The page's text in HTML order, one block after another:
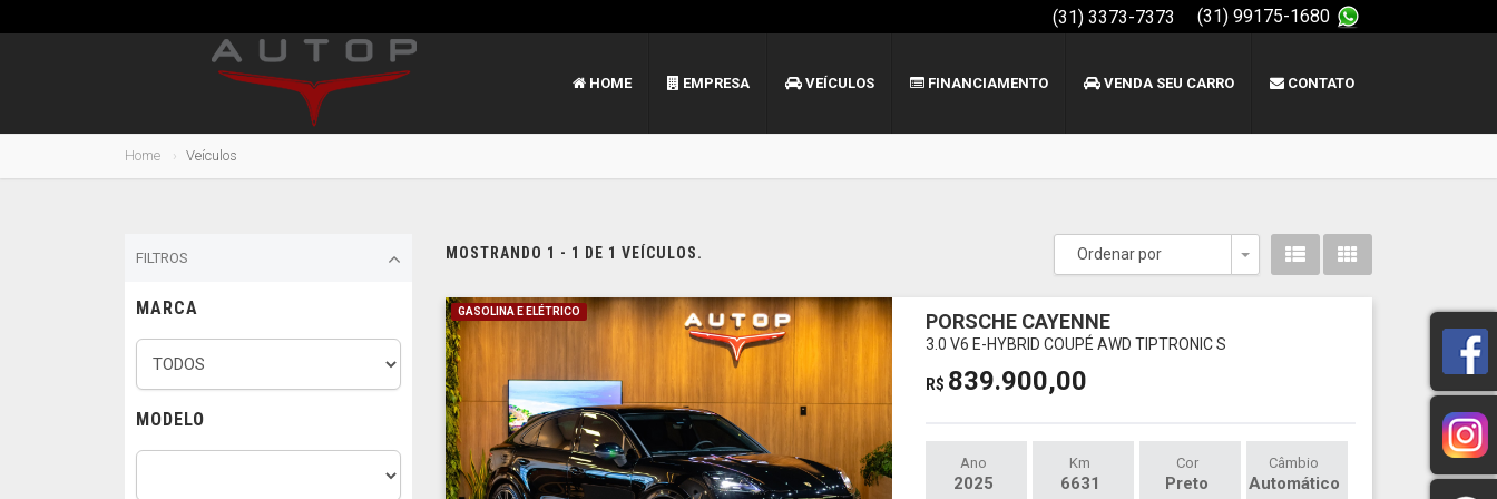
(31) 3373-7373 (31) 99175-1680
HOME EMPRESA VEÍCULOS FINANCIAMENTO VENDA SEU CARRO CONTATO
Home Veículos
FILTROS
MARCA
MODELO
MOSTRANDO 1 - 1 DE 1 VEÍCULOS. Ordenar por
Toggle Dropdown
GASOLINA E ELÉTRICO PORSCHE CAYENNE
3.0 V6 E-HYBRID COUPÉ AWD TIPTRONIC S
R$ 839.900,00
Ano
2025
Km
6631
Cor
Preto
Câmbio
Automático